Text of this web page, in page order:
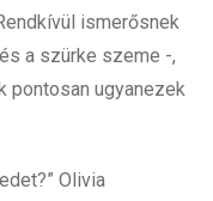
ismerősnek
a szürke szeme -,
pontosan ugyanezek
Olivia